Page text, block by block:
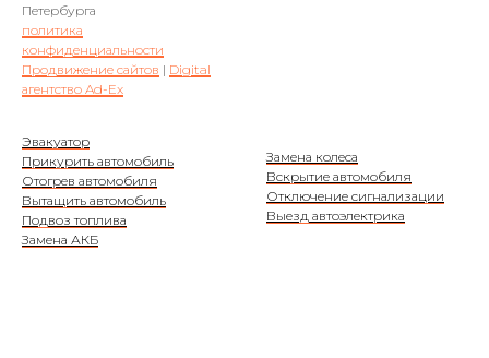
Петербурга
политика
конфиденциальности
Продвижение сайтов | Digital
агентство Ad-Ex
Эвакуатор
Прикурить автомобиль
Отогрев автомобиля
Вытащить автомобиль
Подвоз топлива
Замена АКБ
Замена колеса
Вскрытие автомобиля
Отключение сигнализации
Выезд автоэлектрика